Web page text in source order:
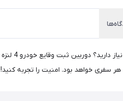
سفری خواهد بود. امنیت را تجربه کنید!